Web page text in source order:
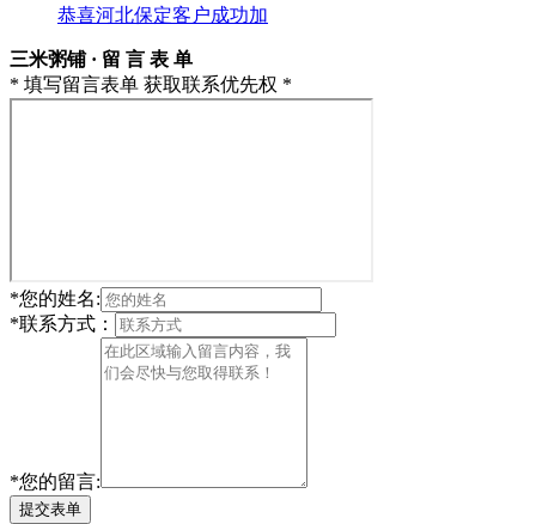
恭喜河北保定客户成功加
三米粥铺 · 留 言 表 单
* 填写留言表单 获取联系优先权 *
*您的姓名:
*联系方式：
*您的留言:
提交表单